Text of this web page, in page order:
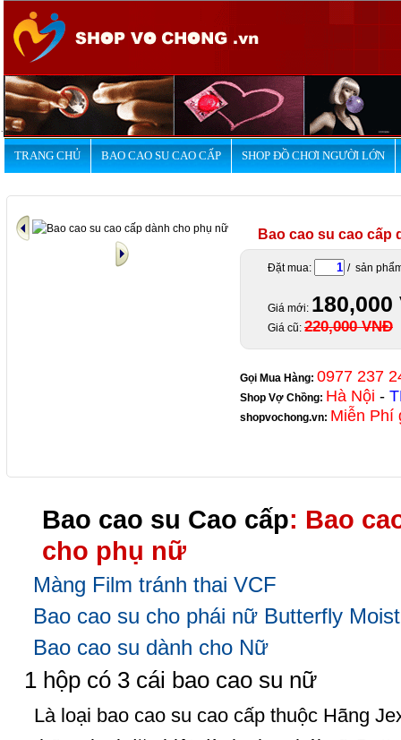
TRANG CHỦ BAO CAO SU CAO CẤP SHOP ĐỒ CHƠI NGƯỜI LỚN
Bao cao su cao cấp
Đặt mua: / sản
Giá mới: 180,000
Giá cũ: 220,000 VNĐ
Gọi Mua Hàng: 0977 237
Shop Vợ Chồng: Hà Nội -
shopvochong.vn: Miễn Phí
Bao cao su Cao cấp: Bao
cho phụ nữ
Màng Film tránh thai VCF
Bao cao su cho phái nữ Butterfly Moist
Bao cao su dành cho Nữ
1 hộp có 3 cái bao cao su nữ
Là loại bao cao su cao cấp thuộc Hãng